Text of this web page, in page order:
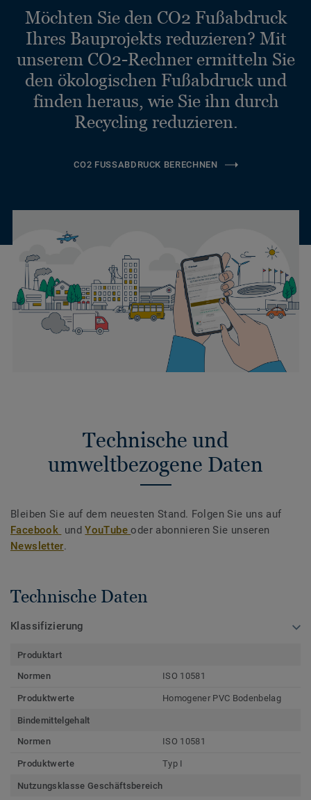
Möchten Sie den CO2 Fußabdruck
Ihres Bauprojekts reduzieren? Mit
unserem CO2-Rechner ermitteln Sie
den ökologischen Fußabdruck und
finden heraus, wie Sie ihn durch
Recycling reduzieren.
CO2 FUSSABDRUCK BERECHNEN
Technische und
umweltbezogene Daten
Bleiben Sie auf dem neuesten Stand. Folgen Sie uns auf
Facebook undYouTubeoder abonnieren Sie unseren
Newsletter.
Technische Daten
Klassifizierung
Produktart
Normen
ISO 10581
Produktwerte Homogener PVC Bodenbelag
Bindemittelgehalt
Normen
ISO 10581
Produktwerte Typ I
Nutzungsklasse Geschäftsbereich